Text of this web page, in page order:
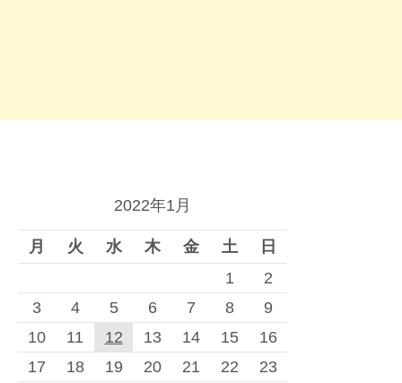
2022年1月
月 火 水 木 金 土
日
1
2
3
4 5 6 7 8
9
10
11 12 13 14 15
16
17
18 19 20 21 22
23